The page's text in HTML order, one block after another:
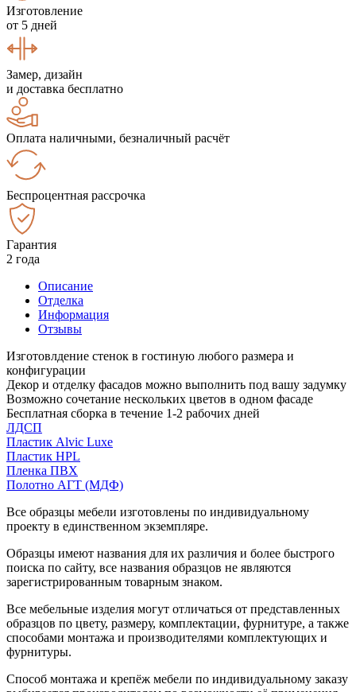
Изготовление
от 5 дней
Замер, дизайн
и доставка бесплатно
Оплата наличными, безналичный расчёт
Беспроцентная рассрочка
Гарантия
2 года
Описание
Отделка
Информация
Отзывы
Изготовлдение стенок в гостиную любого размера и
конфигурации
Декор и отделку фасадов можно выполнить под вашу задумку
Возможно сочетание нескольких цветов в одном фасаде
Бесплатная сборка в течение 1-2 рабочих дней
ЛДСП
Пластик Alvic Luxe
Пластик HPL
Пленка ПВХ
Полотно АГТ (МДФ)
Все образцы мебели изготовлены по индивидуальному
проекту в единственном экземпляре.
Образцы имеют названия для их различия и более быстрого
поиска по сайту, все названия образцов не являются
зарегистрированным товарным знаком.
Все мебельные изделия могут отличаться от представленных
образцов по цвету, размеру, комплектации, фурнитуре, а также
способами монтажа и производителями комплектующих и
фурнитуры.
Способ монтажа и крепёж мебели по индивидуальному заказу